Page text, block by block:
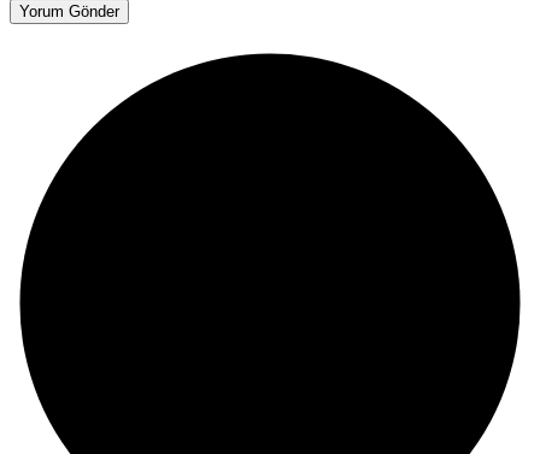
Yorum Gönder